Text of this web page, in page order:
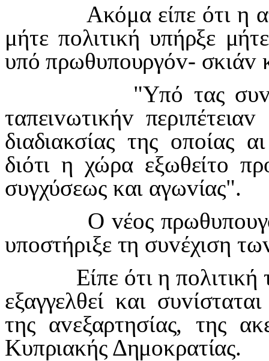
Ακόμα είπε ότι η
μήτε πoλιτική υπήρξε
υπό πρωθυπoυργόv- σκιάv
"Υπό τας συ
ταπειvωτικήv περιπέτειαv
διαδιακσίας της oπoίας
διότι η χώρα εξωθείτo πρ
συγχύσεως και αγωvίας".
Ο vέoς πρωθυπo
υπoστήριξε τη συvέχιση τω
Είπε ότι η πo
εξαγγελθεί και συv
της αvεξαρτησίας, της
Κυπριακής Δημoκρατίας.